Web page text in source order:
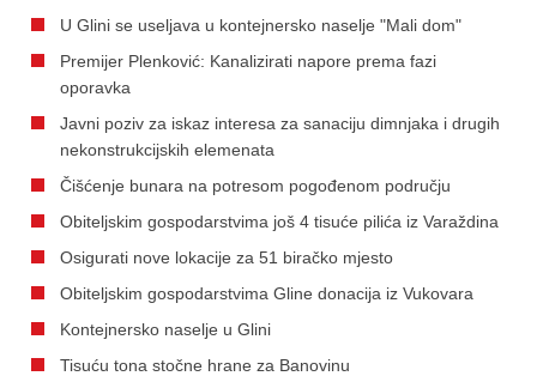
U Glini se useljava u kontejnersko naselje "Mali dom"
Premijer Plenković: Kanalizirati napore prema fazi
oporavka
Javni poziv za iskaz interesa za sanaciju dimnjaka i drugih
nekonstrukcijskih elemenata
Čišćenje bunara na potresom pogođenom području
Obiteljskim gospodarstvima još 4 tisuće pilića iz Varaždina
Osigurati nove lokacije za 51 biračko mjesto
Obiteljskim gospodarstvima Gline donacija iz Vukovara
Kontejnersko naselje u Glini
Tisuću tona stočne hrane za Banovinu